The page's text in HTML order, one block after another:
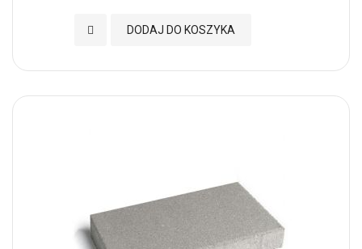
DODAJ DO KOSZYKA
Dodaj do Ulubionych